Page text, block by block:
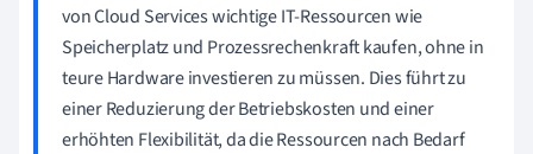
von Cloud Services wichtige IT-Ressourcen wie
Speicherplatz und Prozessrechenkraft kaufen, ohne in
teure Hardware investieren zu müssen. Dies führt zu
einer Reduzierung der Betriebskosten und einer
erhöhten Flexibilität, da die Ressourcen nach Bedarf